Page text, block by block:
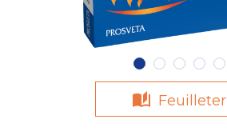
Feuilleter